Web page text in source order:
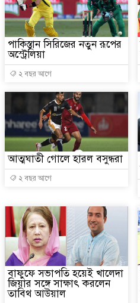
পাকিস্তান সিরিজের নতুন রূপের
অস্ট্রেলিয়া
২ বছর আগে
আত্মঘাতী গোলে হারল বসুন্ধরা
২ বছর আগে
বাফুফে সভাপতি হয়েই খালেদা
জিয়ার সঙ্গে সাক্ষাৎ করলেন
তাবিথ আউয়াল